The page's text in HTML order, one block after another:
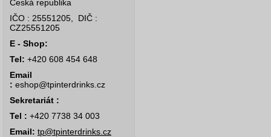
Česká republika
IČO : 25551205, DIČ :
CZ25551205
E - Shop:
Tel: +420 608 454 648
Email
: eshop@tpinterdrinks.cz
Sekretariát :
Tel : +420 7738 34 003
Email: tp@tpinterdrinks.cz